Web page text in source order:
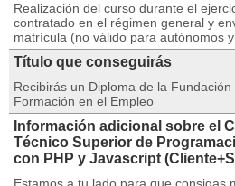
Realización del curso durante el
contratado en el régimen general y
matrícula (no válido para autónomos y
Título que conseguirás
Recibirás un Diploma de la
Formación en el Empleo
Información adicional sobre el
Técnico Superior de
con PHP y Javascript